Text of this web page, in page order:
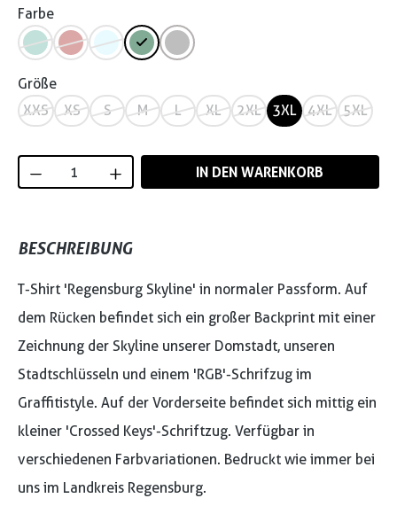
Farbe
Größe
XXS
XS S M L XL 2XL 3XL 4XL 5XL
Produkt Anzahl: Gib den gewünschten
IN DEN WARENKORB
BESCHREIBUNG
T-Shirt 'Regensburg Skyline' in normaler Passform. Auf
dem Rücken befindet sich ein großer Backprint mit einer
Zeichnung der Skyline unserer Domstadt, unseren
Stadtschlüsseln und einem 'RGB'-Schrifzug im
Graffitistyle. Auf der Vorderseite befindet sich mittig ein
kleiner 'Crossed Keys'-Schriftzug. Verfügbar in
verschiedenen Farbvariationen. Bedruckt wie immer bei
uns im Landkreis Regensburg.